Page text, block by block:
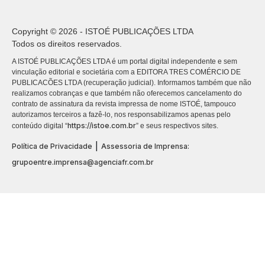
Copyright © 2026 - ISTOÉ PUBLICAÇÕES LTDA
Todos os direitos reservados.
A ISTOÉ PUBLICAÇÕES LTDA é um portal digital independente e sem
vinculação editorial e societária com a EDITORA TRES COMÉRCIO DE
PUBLICACÕES LTDA (recuperação judicial). Informamos também que não
realizamos cobranças e que também não oferecemos cancelamento do
contrato de assinatura da revista impressa de nome ISTOÉ, tampouco
autorizamos terceiros a fazê-lo, nos responsabilizamos apenas pelo
conteúdo digital “https://istoe.com.br” e seus respectivos sites.
Política de Privacidade
Assessoria de Imprensa:
grupoentre.imprensa@agenciafr.com.br